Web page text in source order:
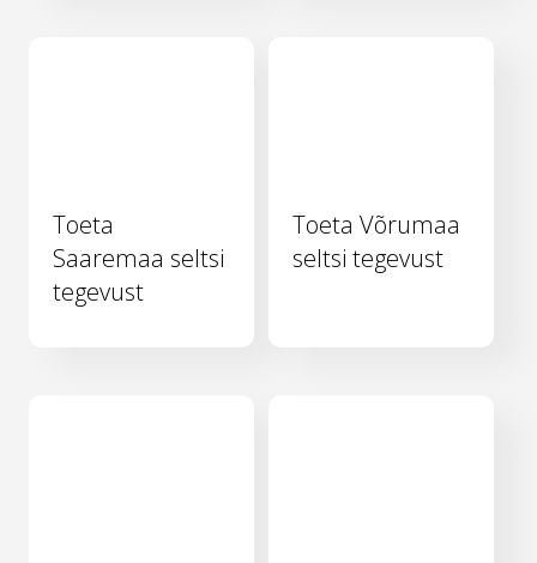
Toeta
Saaremaa seltsi
tegevust
Toeta Võrumaa
seltsi tegevust